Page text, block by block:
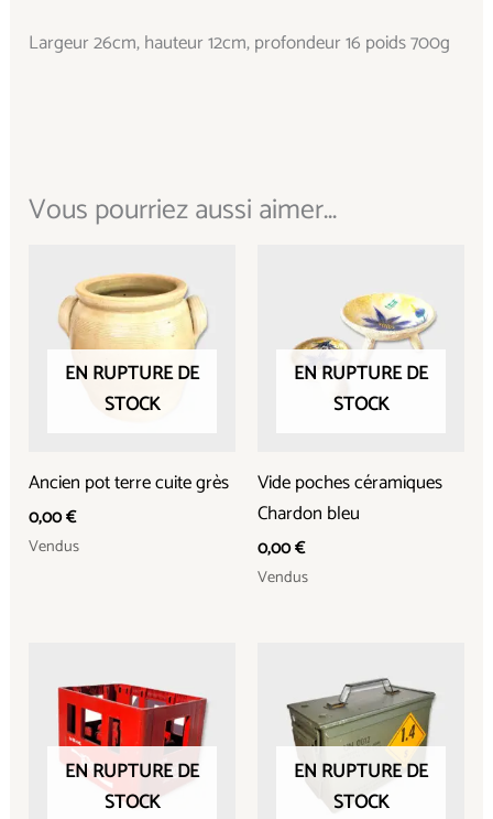
Largeur 26cm, hauteur 12cm, profondeur 16 poids 700g
Vous pourriez aussi aimer...
EN RUPTURE DE
STOCK
Ancien pot terre cuite grès
0,00€
Vendus
EN RUPTURE DE
STOCK
Vide poches céramiques
Chardon bleu
0,00€
Vendus
EN RUPTURE DE
STOCK
EN RUPTURE DE
STOCK